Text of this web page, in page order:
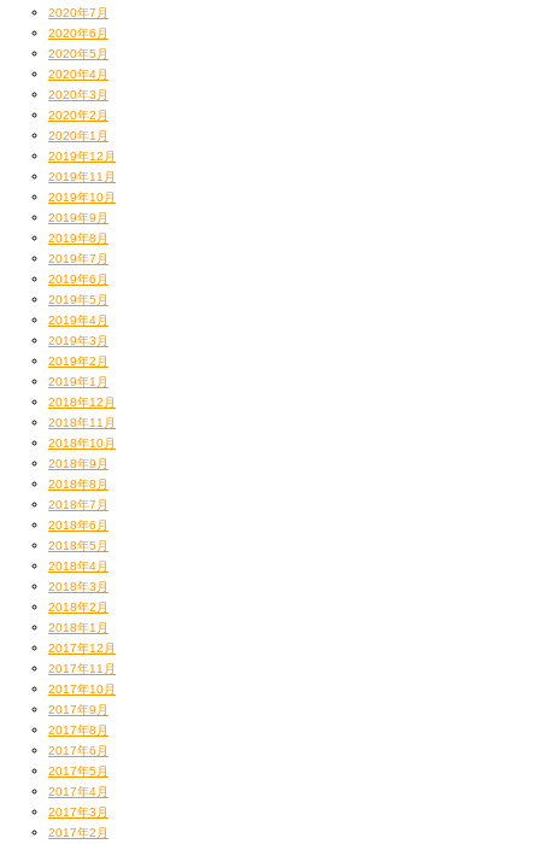
2020年7月
2020年6月
2020年5月
2020年4月
2020年3月
2020年2月
2020年1月
2019年12月
2019年11月
2019年10月
2019年9月
2019年8月
2019年7月
2019年6月
2019年5月
2019年4月
2019年3月
2019年2月
2019年1月
2018年12月
2018年11月
2018年10月
2018年9月
2018年8月
2018年7月
2018年6月
2018年5月
2018年4月
2018年3月
2018年2月
2018年1月
2017年12月
2017年11月
2017年10月
2017年9月
2017年8月
2017年6月
2017年5月
2017年4月
2017年3月
2017年2月